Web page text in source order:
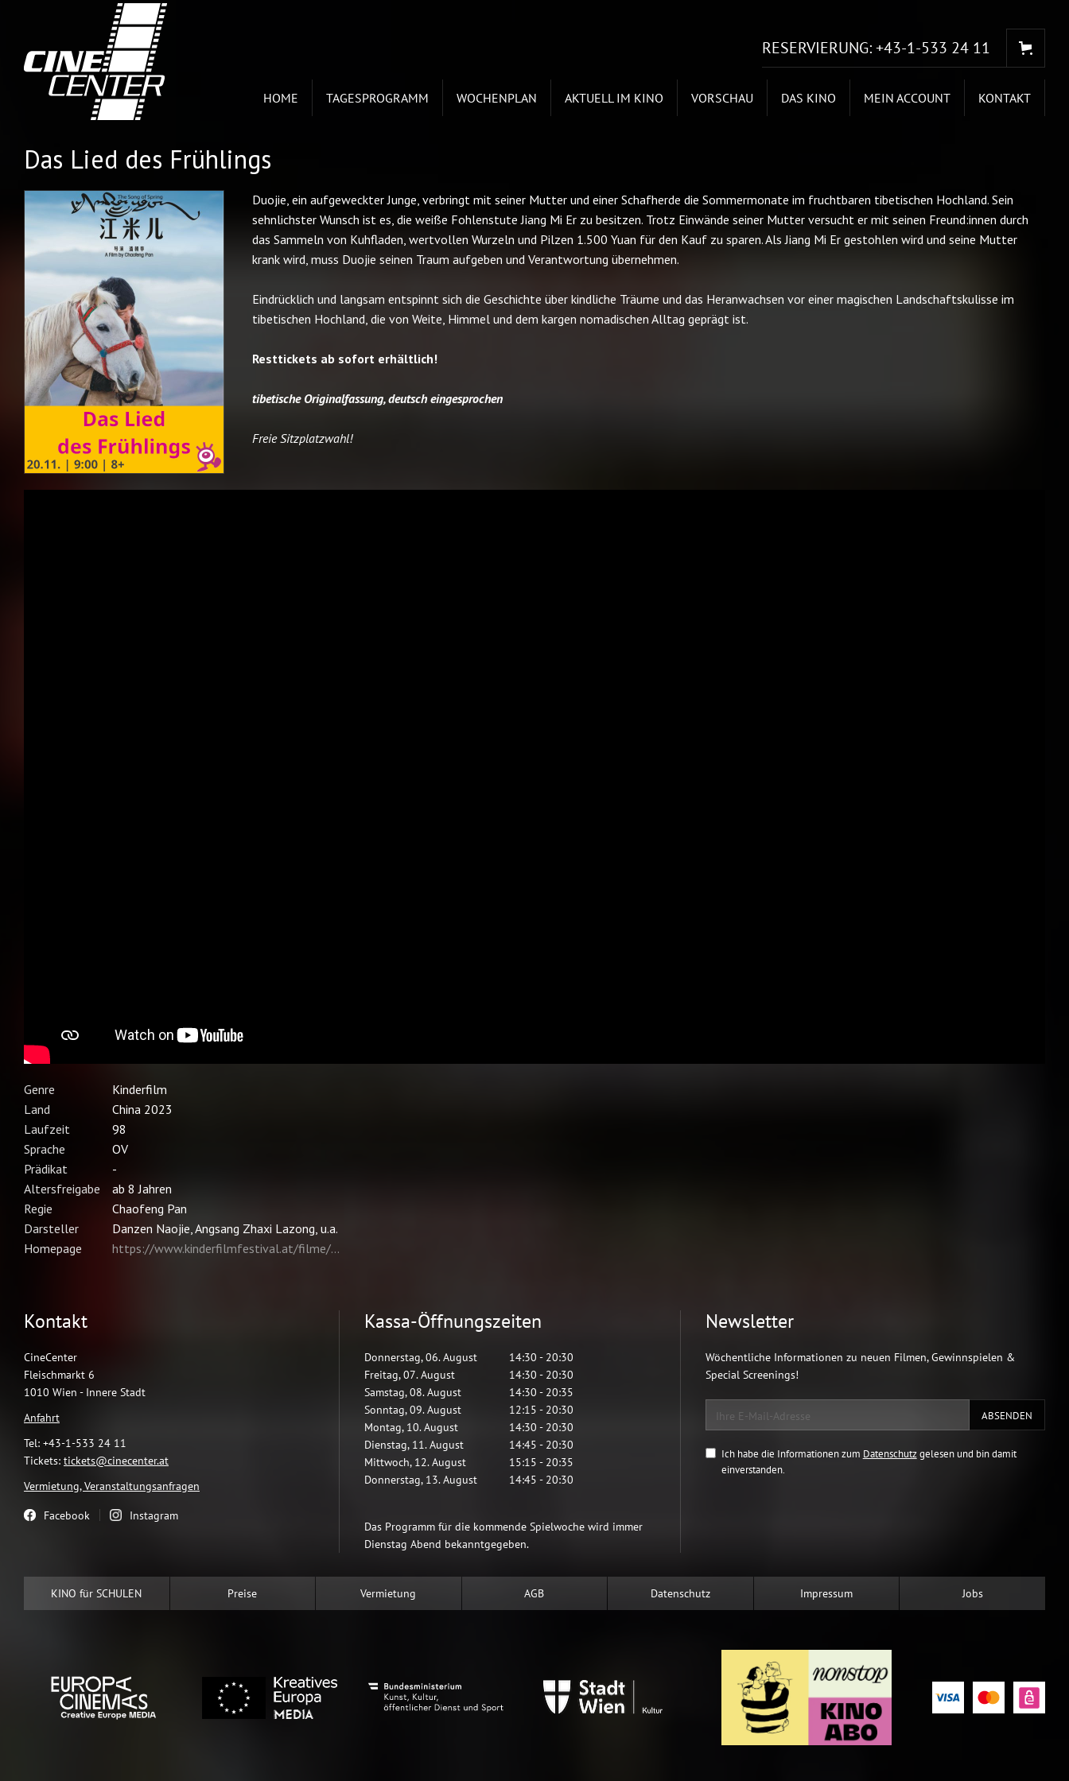
RESERVIERUNG:+43-1-533 24 11
HOME TAGESPROGRAMM WOCHENPLAN AKTUELL IM KINO VORSCHAU DAS KINO MEIN ACCOUNT KONTAKT
Kontakt
CineCenter
Fleischmarkt 6
1010 Wien - Innere Stadt
Anfahrt
Tel: +43-1-533 24 11
Tickets: tickets@cinecenter.at
Vermietung, Veranstaltungsanfragen
Facebook Instagram
Kassa-Öffnungszeiten
Donnerstag,06.August 14:30 - 20:30
Freitag,07.August 14:30 - 20:30
Samstag,08.August 14:30 - 20:35
Sonntag,09.August 12:15 - 20:30
Montag, 10.August 14:30 - 20:30
Dienstag, 11.August 14:45 - 20:30
Mittwoch, 12.August 15:15 - 20:35
Donnerstag, 13.August 14:45 - 20:30
Das Programm für die kommende Spielwoche wird immer
Dienstag Abend bekanntgegeben.
Newsletter
Wöchentliche Informationen zu neuen Filmen, Gewinnspielen &
Special Screenings!
Ich habe die Informationen zum Datenschutzgelesen und bin damit
einverstanden.
KINO für SCHULEN Preise Vermietung AGB Datenschutz Impressum Jobs